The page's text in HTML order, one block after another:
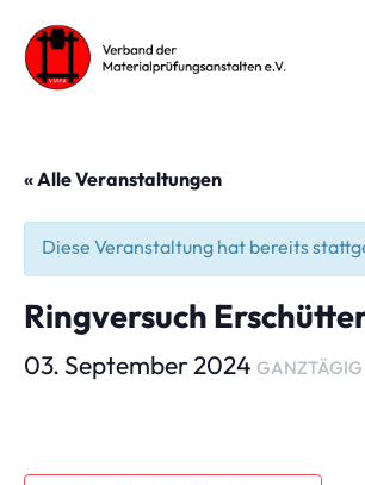
« Alle Veranstaltungen
Diese Veranstaltung hat bereits
Ringversuch
03. September 2024 GANZTÄGIG